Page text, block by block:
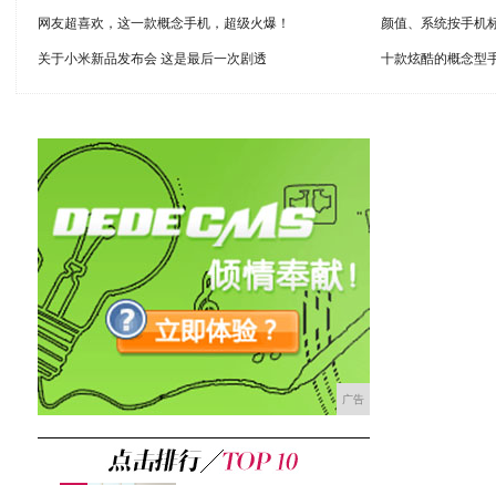
网友超喜欢，这一款概念手机，超级火爆！ 颜值、系统按手机
关于小米新品发布会 这是最后一次剧透 十款炫酷的概念型
广告